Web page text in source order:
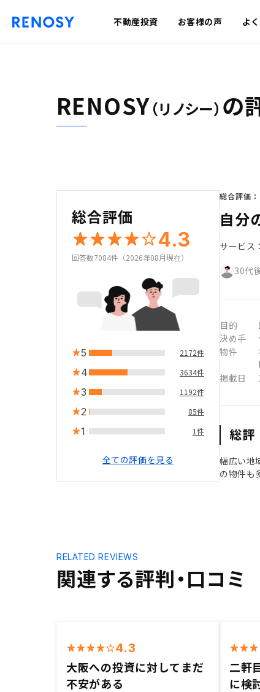
不動産投資 お客様の声 よ
RENOSY（リノシー） の
総合評価
4.3
回答数7084件（2026年08月現在）
5 2172件
4 3634件
3 1192件
2 85件
1 1件
全ての評価を見る
総合評価：
自分
サービス：
30代
目的
決め手
物件
掲載日
総評
幅広い地
の物件も
関連する評判・口コミ
RELATED REVIEWS
4.3
大阪への投資に対してまだ
不安がある
二軒
に検